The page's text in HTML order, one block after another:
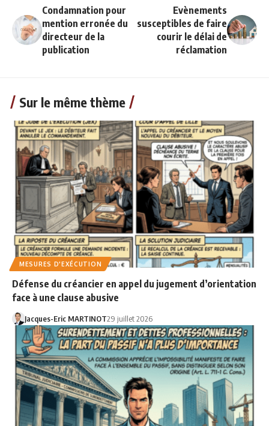
Condamnation pour
mention erronée du
directeur de la
publication
Evènements
susceptibles de faire
courir le délai de
réclamation
Sur le même thème
MESURES D'EXÉCUTION
Défense du créancier en appel du jugement d’orientation
face à une clause abusive
Jacques-Eric MARTINOT29 juillet 2026